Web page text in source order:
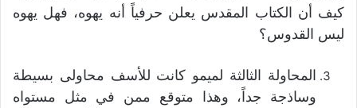
كيف أن الكتاب المقدس يعلن حرفياً أنه يهوه، فهل يهوه
ليس القدوس؟
المحاولة الثالثة لميمو كانت للأسف محاولى بسيطة
وساذجة جداً، وهذا متوقع ممن في مثل مستواه